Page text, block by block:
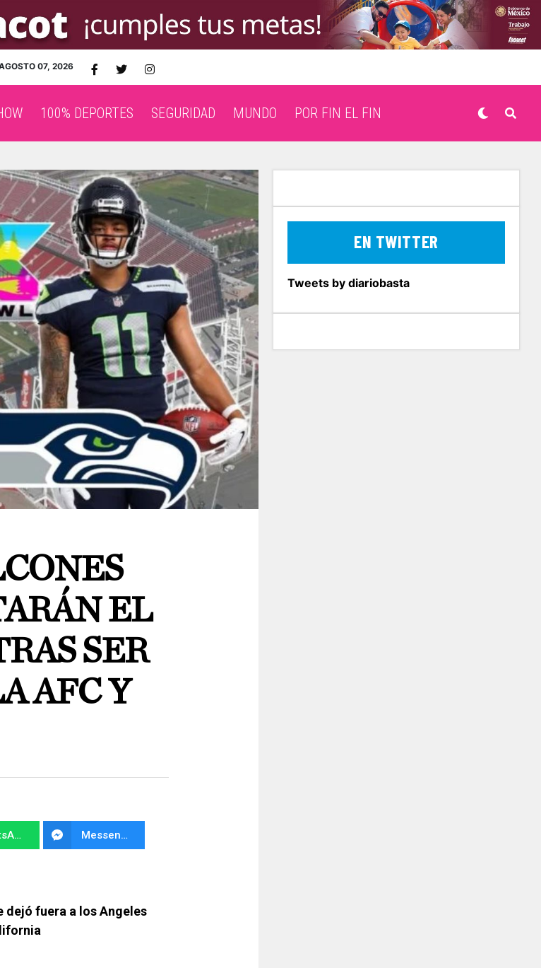
07, 2026
100% DEPORTES SEGURIDAD MUNDO POR FIN EL FIN
EL
SER
AFC Y
WhatsApp Messenger
dejó fuera a los Angeles
EN TWITTER
Tweets by diariobasta